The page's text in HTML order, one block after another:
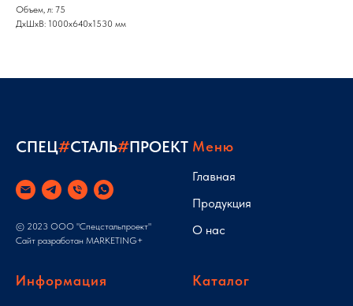
Объем, л: 75
ДxШxВ: 1000x640x1530 мм
СПЕЦ#СТАЛЬ#ПРОЕКТ
© 2023 ООО "Спецстальпроект"
Сайт разработан MARKETING+
Меню
Главная
Продукция
О нас
Информация Каталог